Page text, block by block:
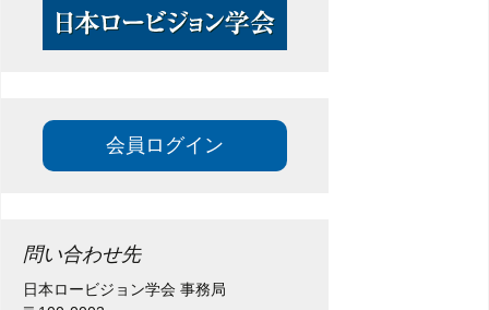
会員ログイン
問い合わせ先
日本ロービジョン学会 事務局